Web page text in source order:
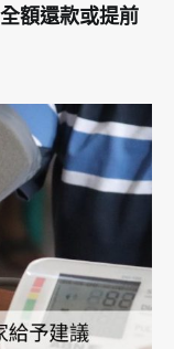
額還款或提前